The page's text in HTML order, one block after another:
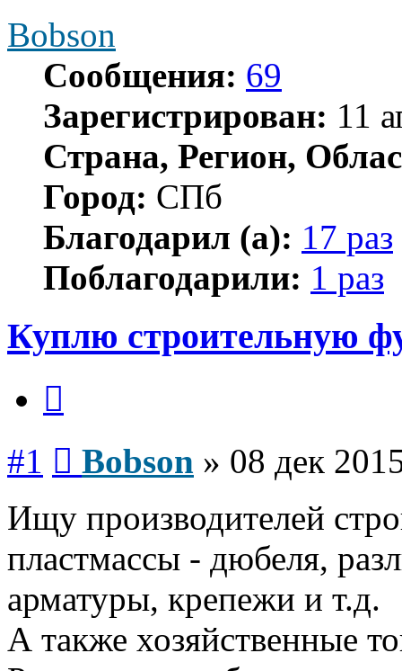
Bobson
Сообщения: 69
Зарегистрирован: 11
Страна, Регион,
Город: СПб
Благодарил (а): 17 раз
Поблагодарили: 1 раз
Куплю строительную
#1 Bobson » 08 дек
Ищу производителей
пластмассы - дюбеля,
арматуры, крепежи и т.д.
А также хозяйственные